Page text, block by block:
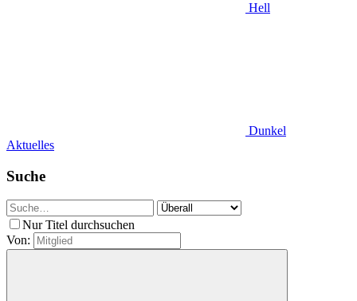
Hell
Dunkel
Aktuelles
Suche
Nur Titel durchsuchen
Von: